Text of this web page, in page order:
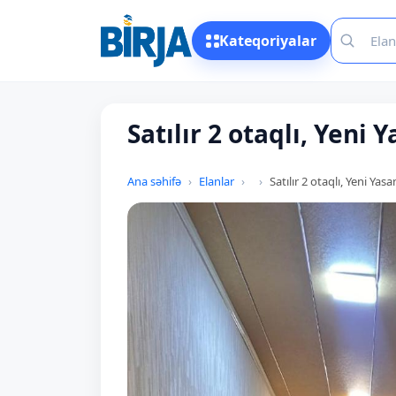
Kateqoriyalar
Satılır 2 otaqlı, Yeni
Ana səhifə Elanlar Satılır 2 otaqlı, Yeni